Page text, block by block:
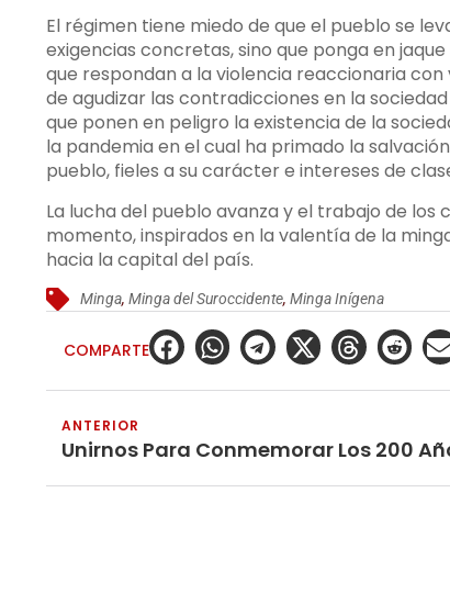
El régimen tiene miedo de que el pueblo se
exigencias concretas, sino que ponga en
que respondan a la violencia reaccionaria
de agudizar las contradicciones en la
que ponen en peligro la existencia de la
la pandemia en el cual ha primado la
pueblo, fieles a su carácter e intereses de
La lucha del pueblo avanza y el trabajo de
momento, inspirados en la valentía de la
hacia la capital del país.
Minga,Minga del Suroccidente,Minga Inígena
COMPARTE
ANTERIOR